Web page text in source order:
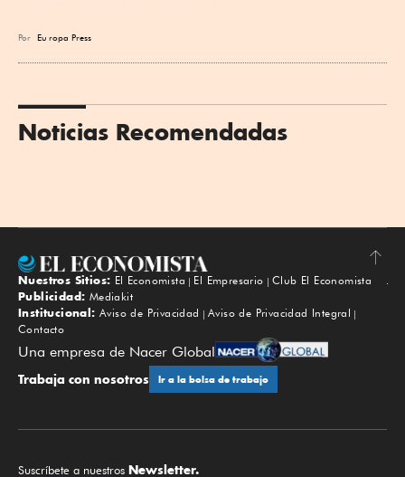
Por Eu ropa Press
Noticias Recomendadas
Subir
Nuestros Sitios: El Economista El Empresario
Club El Economista
Publicidad: Mediakit
Institucional: Aviso de Privacidad
Aviso de Privacidad Integral
Contacto
Una empresa de Nacer Global
Trabaja con nosotros Ir a la bolsa de trabajo
Suscríbete a nuestros Newsletter.